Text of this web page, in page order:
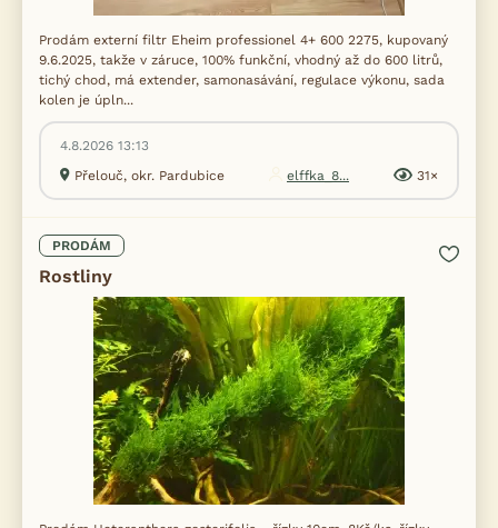
Prodám externí filtr Eheim professionel 4+ 600 2275, kupovaný
9.6.2025, takže v záruce, 100% funkční, vhodný až do 600 litrů,
tichý chod, má extender, samonasávání, regulace výkonu, sada
kolen je úpln...
4.8.2026 13:13
Přelouč, okr. Pardubice
elffka_8... 31×
PRODÁM
Rostliny